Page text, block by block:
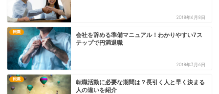
2018年6月8日
転職
会社を辞める準備マニュアル！わかりやすい7ス
テップで円満退職
2018年3月6日
転職
転職活動に必要な期間は？長引く人と早く決まる
人の違いを紹介